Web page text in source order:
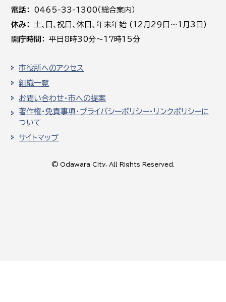
電話
0465-33-1300（総合案内）
休み
土､日､祝日、休日、年末年始 (12月29日～1月3日)
開庁時間
平日8時30分～17時15分
市役所へのアクセス
組織一覧
お問い合わせ・市への提案
著作権・免責事項・プライバシーポリシー・リンクポリシーに
ついて
サイトマップ
© Odawara City, All Rights Reserved.